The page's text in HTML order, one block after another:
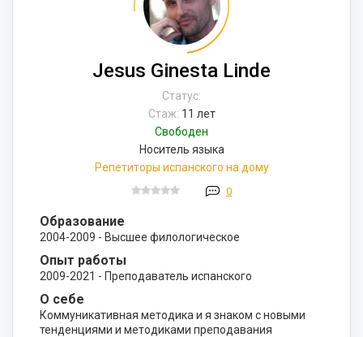
Jesus Ginesta Linde
Статус:
Стаж: 11 лет
Свободен
Носитель языка
Репетиторы испанского на дому
0
Образование
2004-2009 - Высшее филологическое
Опыт работы
2009-2021 - Преподаватель испанского
О себе
Коммуникативная методика и я знаком с новыми
тенденциями и методиками преподавания